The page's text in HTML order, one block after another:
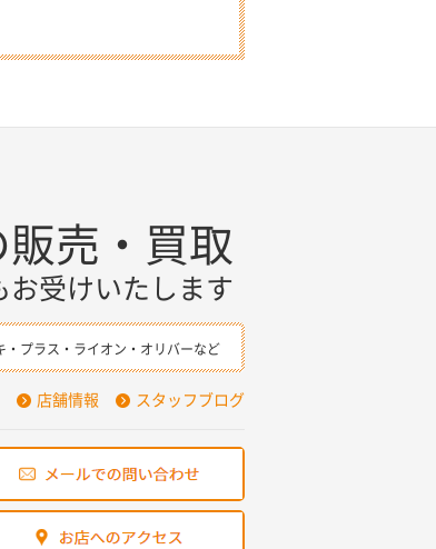
売・買取
お受けいたします
・プラス・ライオン・オリバーなど
店舗情報 スタッフブログ